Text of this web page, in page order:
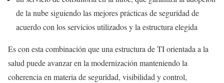
de la nube siguiendo las mejores prácticas de seguridad de
acuerdo con los servicios utilizados y la estructura elegida
Es con esta combinación que una estructura de TI orientada a la
salud puede avanzar en la modernización manteniendo la
coherencia en materia de seguridad, visibilidad y control,